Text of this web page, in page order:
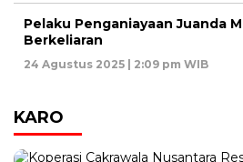
Pelaku Penganiayaan Juanda
Berkeliaran
24 Agustus 2025 | 2:09 pm WIB
KARO